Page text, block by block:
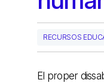
RECURSOS
El proper